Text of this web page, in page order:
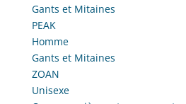
Gants et Mitaines
PEAK
Homme
Gants et Mitaines
ZOAN
Unisexe